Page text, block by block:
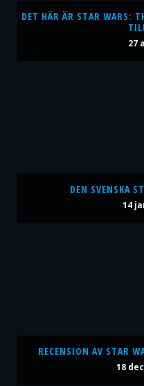
DET HÄR ÄR STAR WARS:
27
DEN SVENSKA
14
RECENSION AV STAR
18